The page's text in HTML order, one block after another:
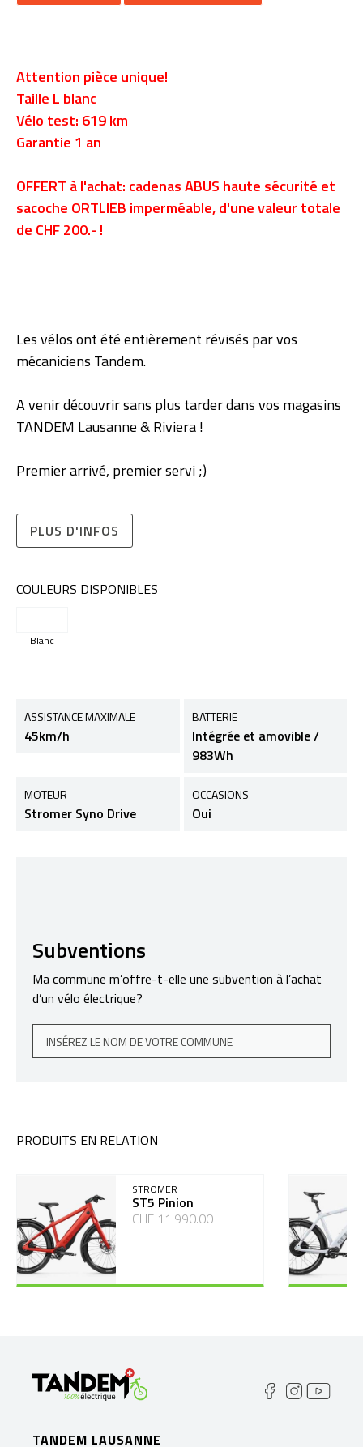
Attention pièce unique!
Taille L blanc
Vélo test: 619 km
Garantie 1 an
OFFERT à l'achat: cadenas ABUS haute sécurité et
sacoche ORTLIEB imperméable, d'une valeur totale
de CHF 200.- !
Les vélos ont été entièrement révisés par vos
mécaniciens Tandem.
A venir découvrir sans plus tarder dans vos magasins
TANDEM Lausanne & Riviera !
Premier arrivé, premier servi ;)
PLUS D'INFOS
COULEURS DISPONIBLES
Blanc
ASSISTANCE MAXIMALE
45km/h
BATTERIE
Intégrée et amovible /
983Wh
MOTEUR
Stromer Syno Drive
OCCASIONS
Oui
Subventions
Ma commune m’offre-t-elle une subvention à l’achat
d’un vélo électrique?
PRODUITS EN RELATION
STROMER
ST5 Pinion
CHF 11'990.00
TANDEM LAUSANNE